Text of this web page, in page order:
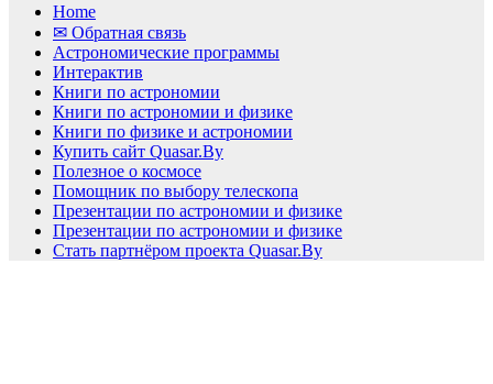
Home
✉ Обратная связь
Астрономические программы
Интерактив
Книги по астрономии
Книги по астрономии и физике
Книги по физике и астрономии
Купить сайт Quasar.By
Полезное о космосе
Помощник по выбору телескопа
Презентации по астрономии и физике
Презентации по астрономии и физике
Стать партнёром проекта Quasar.By